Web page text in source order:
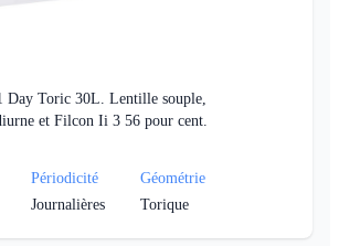
Day Toric 30L. Lentille souple,
et Filcon Ii 3 56 pour cent.
Périodicité
Journalières
Géométrie
Torique